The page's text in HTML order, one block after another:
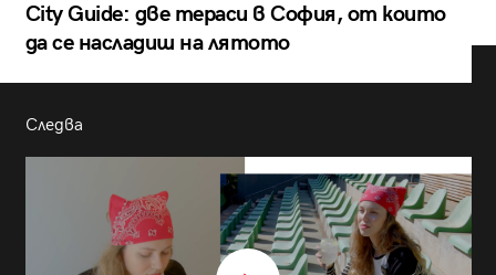
City Guide: две тераси в София, от които
да се насладиш на лятото
Следва